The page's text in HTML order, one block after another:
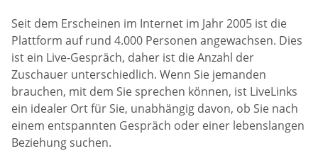
Seit dem Erscheinen im Internet im Jahr 2005 ist die
Plattform auf rund 4.000 Personen angewachsen. Dies
ist ein Live-Gespräch, daher ist die Anzahl der
Zuschauer unterschiedlich. Wenn Sie jemanden
brauchen, mit dem Sie sprechen können, ist LiveLinks
ein idealer Ort für Sie, unabhängig davon, ob Sie nach
einem entspannten Gespräch oder einer lebenslangen
Beziehung suchen.